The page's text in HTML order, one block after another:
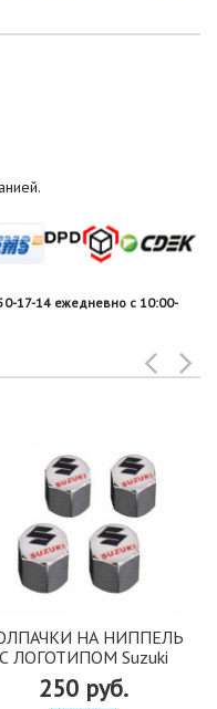
17-14 ежедневно с 10:00-
НА НИППЕЛЬ
С ЛОГОТИПОМ Suzuki
250 руб.